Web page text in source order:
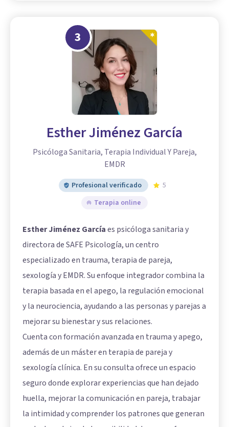
3
Esther Jiménez García
Psicóloga Sanitaria, Terapia Individual Y Pareja,
EMDR
Profesional verificado
5
Terapia online
Esther Jiménez Garcíaes psicóloga sanitaria y
directora de SAFE Psicología, un centro
especializado en trauma, terapia de pareja,
sexología y EMDR. Su enfoque integrador combina la
terapia basada en el apego, la regulación emocional
y la neurociencia, ayudando a las personas y parejas a
mejorar su bienestar y sus relaciones.
Cuenta con formación avanzada en trauma y apego,
además de un máster en terapia de pareja y
sexología clínica. En su consulta ofrece un espacio
seguro donde explorar experiencias que han dejado
huella, mejorar la comunicación en pareja, trabajar
la intimidad y comprender los patrones que generan